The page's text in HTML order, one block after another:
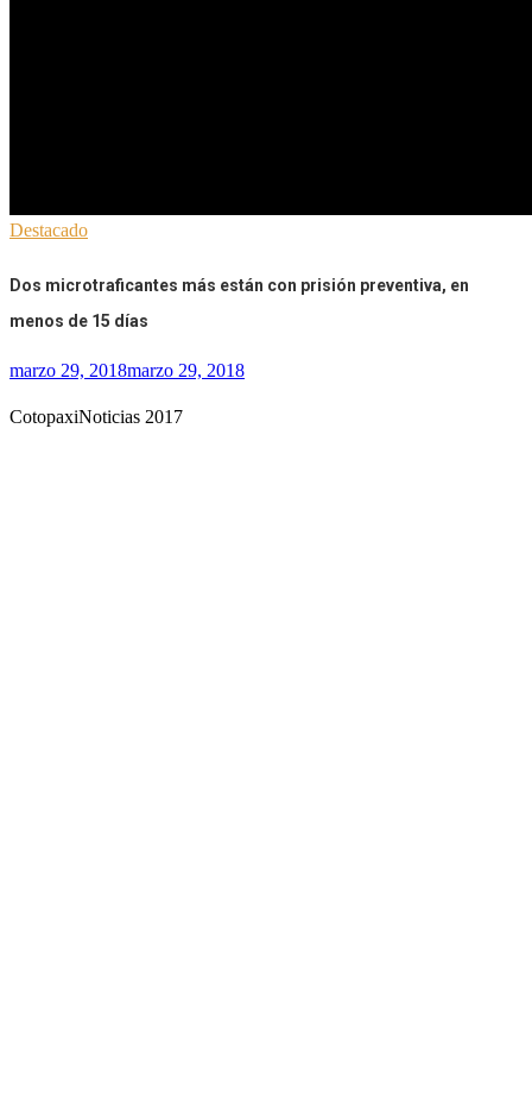
Destacado
Dos microtraficantes más están con prisión preventiva, en
menos de 15 días
marzo 29, 2018marzo 29, 2018
CotopaxiNoticias 2017